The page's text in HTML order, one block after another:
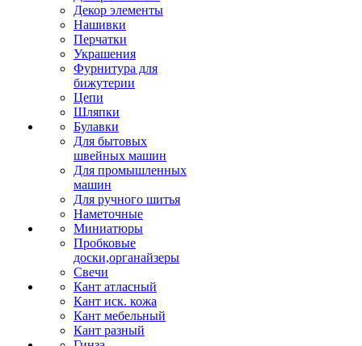
Декор элементы
Нашивки
Перчатки
Украшения
Фурнитура для
бижутерии
Цепи
Шляпки
Булавки
Для бытовых
швейных машин
Для промышленных
машин
Для ручного шитья
Наметочные
Миниатюры
Пробковые
доски,органайзеры
Свечи
Кант атласный
Кант иск. кожа
Кант мебельный
Кант разный